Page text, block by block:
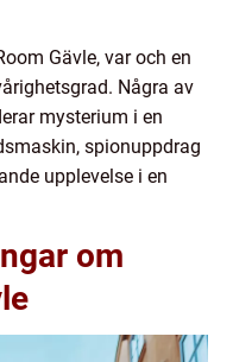
Gävle, var och en
Några av
mysterium i en
spionuppdrag
upplevelse i en
om